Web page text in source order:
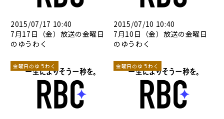
2015/07/17 10:40
7月17日（金）放送の金曜日
のゆうわく
2015/07/10 10:40
7月10日（金）放送の金曜日
のゆうわく
金曜日のゆうわく 金曜日のゆうわく